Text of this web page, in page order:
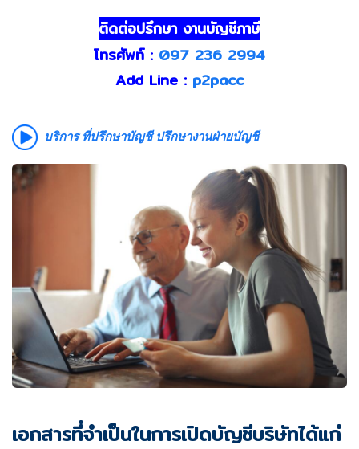
ติดต่อปรึกษา งานบัญชีภาษี
โทรศัพท์ : 097 236 2994
Add Line : p2pacc
บริการ ที่ปรึกษาบัญชี ปรึกษางานฝ่ายบัญชี
เอกสารที่จำเป็นในการเปิดบัญชีบริษัทได้แก่